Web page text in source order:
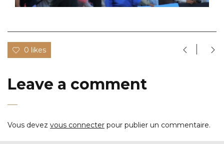
0 likes
Leave a comment
Vous devez vous connecter pour publier un commentaire.